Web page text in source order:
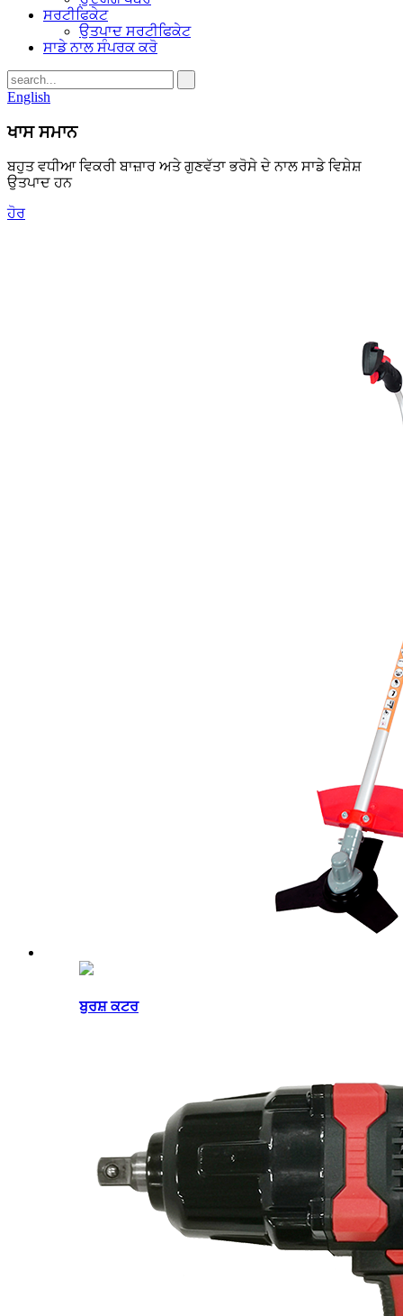
ਸਰਟੀਫਿਕੇਟ
ਉਤਪਾਦ ਸਰਟੀਫਿਕੇਟ
ਸਾਡੇ ਨਾਲ ਸੰਪਰਕ ਕਰੋ
English
ਖਾਸ ਸਮਾਨ
ਬਹੁਤ ਵਧੀਆ ਵਿਕਰੀ ਬਾਜ਼ਾਰ ਅਤੇ ਗੁਣਵੱਤਾ ਭਰੋਸੇ ਦੇ ਨਾਲ ਸਾਡੇ ਵਿਸ਼ੇਸ਼
ਉਤਪਾਦ ਹਨ
ਹੋਰ
ਬੁਰਸ਼ ਕਟਰ